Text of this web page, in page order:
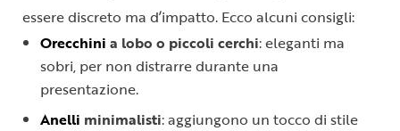
essere discreto ma d’impatto. Ecco alcuni consigli:
Orecchini a lobo o piccoli cerchi: eleganti ma
sobri, per non distrarre durante una
presentazione.
Anelli minimalisti: aggiungono un tocco di stile